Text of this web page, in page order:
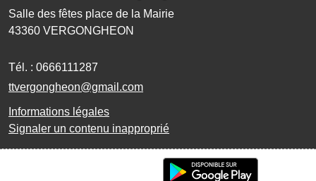
Salle des fêtes place de la Mairie
43360 VERGONGHEON
Tél. : 0666111287
ttvergongheon@gmail.com
Informations légales
Signaler un contenu inapproprié